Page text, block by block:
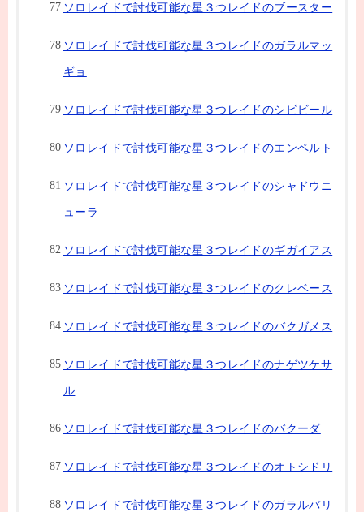
ソロレイドで討伐可能な星３つレイドのブースター
ソロレイドで討伐可能な星３つレイドのガラルマッ
ギョ
ソロレイドで討伐可能な星３つレイドのシビビール
ソロレイドで討伐可能な星３つレイドのエンペルト
ソロレイドで討伐可能な星３つレイドのシャドウニ
ューラ
ソロレイドで討伐可能な星３つレイドのギガイアス
ソロレイドで討伐可能な星３つレイドのクレベース
ソロレイドで討伐可能な星３つレイドのバクガメス
ソロレイドで討伐可能な星３つレイドのナゲツケサ
ル
ソロレイドで討伐可能な星３つレイドのバクーダ
ソロレイドで討伐可能な星３つレイドのオトシドリ
ソロレイドで討伐可能な星３つレイドのガラルバリ